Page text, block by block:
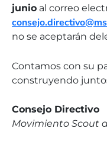
junio al correo
no se aceptarán
Contamos con su
construyendo
Consejo Directivo
Movimiento Scout